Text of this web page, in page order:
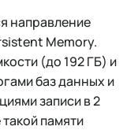
направление
Memory.
(до 192 ГБ) и
баз данных и
записи в 2
памяти